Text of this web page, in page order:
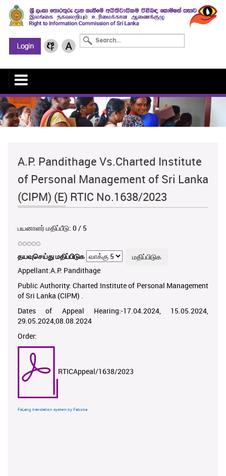
A.P. Pandithage Vs.Charted Institute
of Personal Management of Sri Lanka
(CIPM) (E) RTIC No.1638/2023
பயனாளர் மதிப்பீடு: 0/ 5
தயவுசெய்து மதிப்பிடுக
Appellant:A.P. Pandithage
Public Authority: Charted Institute of Personal Management
of Sri Lanka (CIPM) .
Dates of Appeal Hearing:-17.04.2024, 15.05.2024,
29.05.2024,08.08.2024
Order:
RTICAppeal/1638/2023
FaLang translation system by Faboba